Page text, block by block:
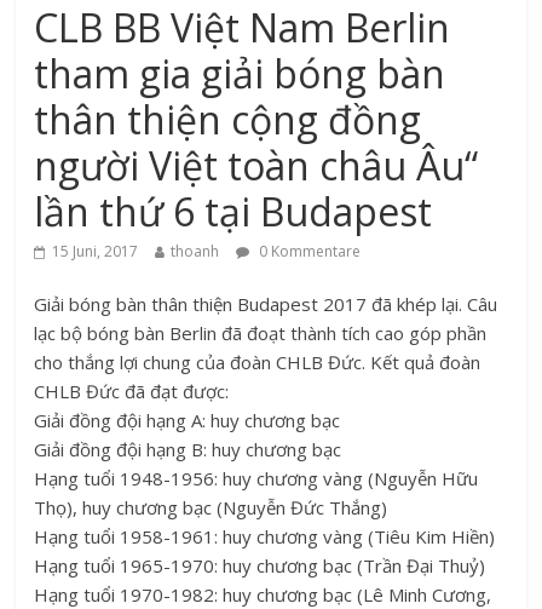
CLB BB Việt Nam Berlin
tham gia giải bóng bàn
thân thiện cộng đồng
người Việt toàn châu Âu“
lần thứ 6 tại Budapest
15 Juni, 2017 thoanh 0 Kommentare
Giải bóng bàn thân thiện Budapest 2017 đã khép lại. Câu
lạc bộ bóng bàn Berlin đã đoạt thành tích cao góp phần
cho thắng lợi chung của đoàn CHLB Đức. Kết quả đoàn
CHLB Đức đã đạt được:
Giải đồng đội hạng A: huy chương bạc
Giải đồng đội hạng B: huy chương bạc
Hạng tuổi 1948-1956: huy chương vàng (Nguyễn Hữu
Thọ), huy chương bạc (Nguyễn Đức Thắng)
Hạng tuổi 1958-1961: huy chương vàng (Tiêu Kim Hiền)
Hạng tuổi 1965-1970: huy chương bạc (Trần Đại Thuỷ)
Hạng tuổi 1970-1982: huy chương bạc (Lê Minh Cương,